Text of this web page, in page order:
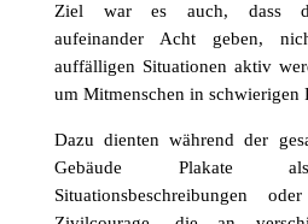
Ziel war es auch, dass
aufeinander Acht geben,
auffälligen Situationen aktiv
um Mitmenschen in schwierigen
Dazu dienten während der
Gebäude Plakate als
Situationsbeschreibungen